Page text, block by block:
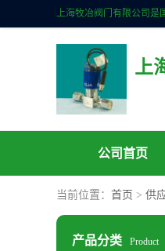
上
公司首页
当前位置： 首页 > 供
产品分类 Product